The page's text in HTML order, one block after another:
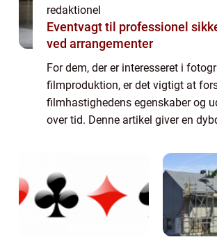
redaktionel
Eventvagt til professionel
ved arrangementer
For dem, der er interesseret i
filmproduktion, er det vigtigt at
filmhastighedens egenskaber og
over tid. Denne artikel giver en
og historie, og adresserer vigtig...